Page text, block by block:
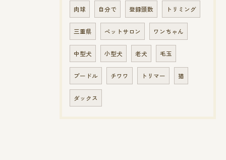
肉球 自分で 登録頭数 トリミング
三重県 ペットサロン ワンちゃん
中型犬 小型犬 老犬 毛玉
プードル チワワ トリマー 猫
ダックス